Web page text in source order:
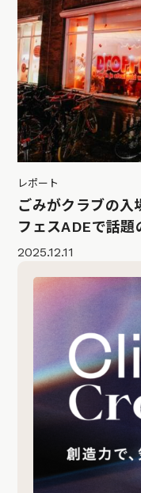
レポート
ごみがクラブの入
フェスADEで話題
2025.12.11